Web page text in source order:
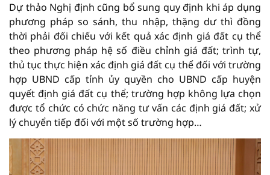
Dự thảo Nghị định cũng bổ sung quy định khi áp dụng
phương pháp so sánh, thu nhập, thặng dư thì đồng
thời phải đối chiếu với kết quả xác định giá đất cụ thể
theo phương pháp hệ số điều chỉnh giá đất; trình tự,
thủ tục thực hiện xác định giá đất cụ thể đối với trường
hợp UBND cấp tỉnh ủy quyền cho UBND cấp huyện
quyết định giá đất cụ thể; trường hợp không lựa chọn
được tổ chức có chức năng tư vấn các định giá đất; xử
lý chuyển tiếp đối với một số trường hợp…